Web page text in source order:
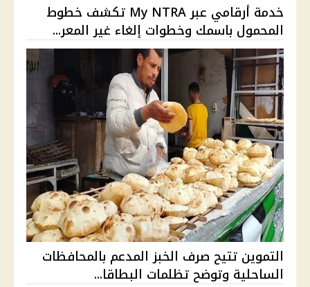
خدمة أرقامي عبر My NTRA تكشف خطوط
المحمول باسمك وخطوات إلغاء غير المعر...
التموين تتيح صرف الخبز المدعم بالمحافظات
الساحلية وتوضح تظلمات البطاقا...